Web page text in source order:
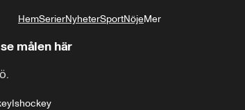
HemSerierNyheterSportNöjeMer
målen här
Ishockey